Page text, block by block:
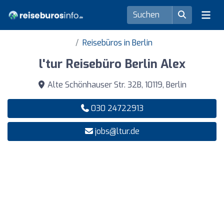
Reisebüros in Berlin
l'tur Reisebüro Berlin Alex
Alte Schönhauser Str. 32B, 10119, Berlin
030 24722913
jobs@ltur.de